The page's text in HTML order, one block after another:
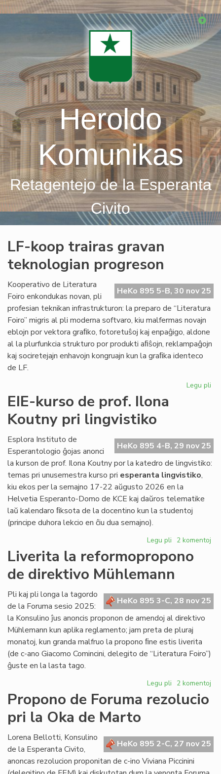
Skip
Heroldo
Komunikas
Retagentejo de la Esperanta
Civito
LF-koop trairas gravan
teknologian progreson
HeKo 895 5-B, 30 nov 25
Kooperativo de Literatura
Foiro enkondukas novan, pli
profesian teknikan infrastrukturon: la preparo de “Literatura
Foiro” migris al pli moderna softvaro, kiu malfermas novajn
eblojn por vektora graﬁko, fotoretuŝoj kaj enpaĝigo, aldone
al la plurfunkcia strukturo por produkti aﬁŝojn, reklampaĝojn
kaj sociretejajn enhavojn kongruajn kun la graﬁka identeco
de LF.
Legu pli
EIE-kurso de prof. Ilona
Koutny pri lingvistiko
HeKo 895 4-B, 29 nov 25
Esplora Instituto de
Esperantologio ĝojas anonci
la kurson de prof. Ilona Koutny por la katedro de lingvistiko:
temas pri unusemestra kurso pri esperanta lingvistiko,
kiu ekos per la semajno 17-22 aŭgusto 2026 en la
Helvetia Esperanto-Domo de KCE kaj daŭros telematike
laŭ kalendaro ﬁksota de la docentino kun la studentoj
(principe duhora lekcio en ĉiu dua semajno).
Legu pli pri
kurso
de
prof.
Ilona
Koutny
pri
lingvistiko
2 komentoj
Liverita la reformopropono
de direktivo Mühlemann
HeKo 895 3-C, 28 nov 25
Pli kaj pli longa la tagordo
de la Foruma sesio 2025:
la Konsulino ĵus anoncis proponon de amendoj al direktivo
Mühlemann kun aplika reglamento; jam preta de pluraj
monatoj, kun granda malfruo la propono ﬁne estis liverita
(de c-ano Giacomo Comincini, delegito de “Literatura Foiro”)
ĝuste en la lasta tago.
Legu pli pri
Liverita
la
direktivo
Mühlemann
2 komentoj
Propono de Foruma rezolucio
pri la Oka de Marto
HeKo 895 2-C, 27 nov 25
Lorena Bellotti, Konsulino
de la Esperanta Civito,
anoncas rezolucion proponitan de c-ino Viviana Piccinini